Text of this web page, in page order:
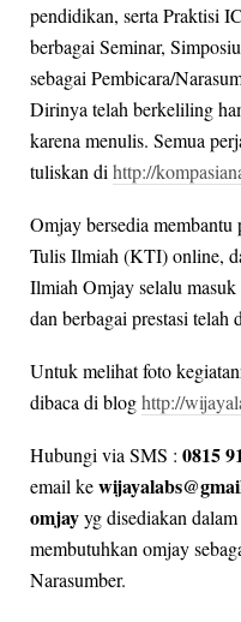
pendidikan, serta Praktisi
berbagai Seminar,
sebagai Pembicara/
Dirinya telah berkeliling
karena menulis. Semua
tuliskan di http://
Omjay bersedia
Tulis Ilmiah (KTI) online,
Ilmiah Omjay selalu
dan berbagai prestasi telah
Untuk melihat foto
dibaca di bloghttp://
Hubungi via SMS : 0815
email ke
omjayyg disediakan
membutuhkan omjay
Narasumber.